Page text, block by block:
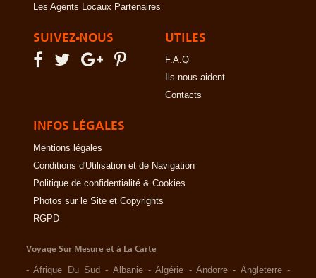
Les Agents Locaux Partenaires
SUIVEZ-NOUS UTILES
F.A.Q
Ils nous aident
Contacts
INFOS LÉGALES
Mentions légales
Conditions d'Utilisation et de Navigation
Politique de confidentialité & Cookies
Photos sur le Site et Copyrights
RGPD
Voyage Sur Mesure et à La Carte
-Afrique Du Sud - Albanie -Algérie -Andorre - Angleterre -